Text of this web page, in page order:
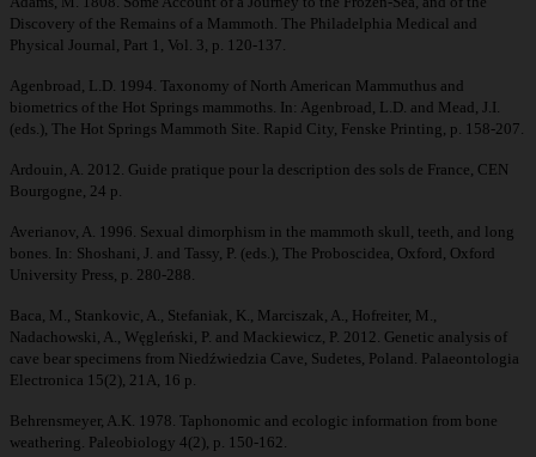
Discovery of the Remains of a Mammoth. The Philadelphia Medical and
Physical Journal, Part 1, Vol. 3, p. 120-137.
Agenbroad, L.D. 1994. Taxonomy of North American Mammuthus and
biometrics of the Hot Springs mammoths. In: Agenbroad, L.D. and Mead, J.I.
(eds.), The Hot Springs Mammoth Site. Rapid City, Fenske Printing, p. 158-207.
Ardouin, A. 2012. Guide pratique pour la description des sols de France, CEN
Bourgogne, 24 p.
Averianov, A. 1996. Sexual dimorphism in the mammoth skull, teeth, and long
bones. In: Shoshani, J. and Tassy, P. (eds.), The Proboscidea, Oxford, Oxford
University Press, p. 280-288.
Baca, M., Stankovic, A., Stefaniak, K., Marciszak, A., Hofreiter, M.,
Nadachowski, A., Węgleński, P. and Mackiewicz, P. 2012. Genetic analysis of
cave bear specimens from Niedźwiedzia Cave, Sudetes, Poland. Palaeontologia
Electronica 15(2), 21A, 16 p.
Behrensmeyer, A.K. 1978. Taphonomic and ecologic information from bone
weathering. Paleobiology 4(2), p. 150-162.